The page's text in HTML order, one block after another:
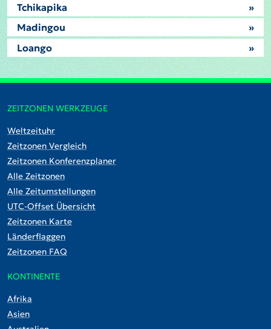
Tchikapika
»
Madingou
»
Loango
»
ZEITZONEN WERKZEUGE
Weltzeituhr
Zeitzonen Vergleich
Zeitzonen Konferenzplaner
Alle Zeitzonen
Alle Zeitumstellungen
UTC-Offset Übersicht
Zeitzonen Karte
Länderflaggen
Zeitzonen FAQ
KONTINENTE
Afrika
Asien